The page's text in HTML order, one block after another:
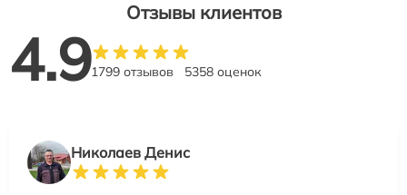
Отзывы клиентов
4.91799 отзывов 5358 оценок
Николаев Денис